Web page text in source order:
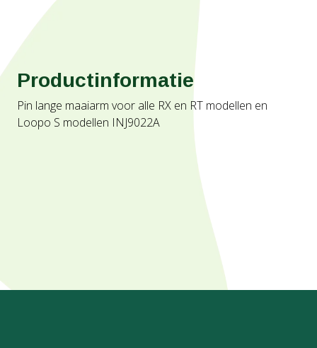
Productinformatie
Pin lange maaiarm voor alle RX en RT modellen en
Loopo S modellen INJ9022A